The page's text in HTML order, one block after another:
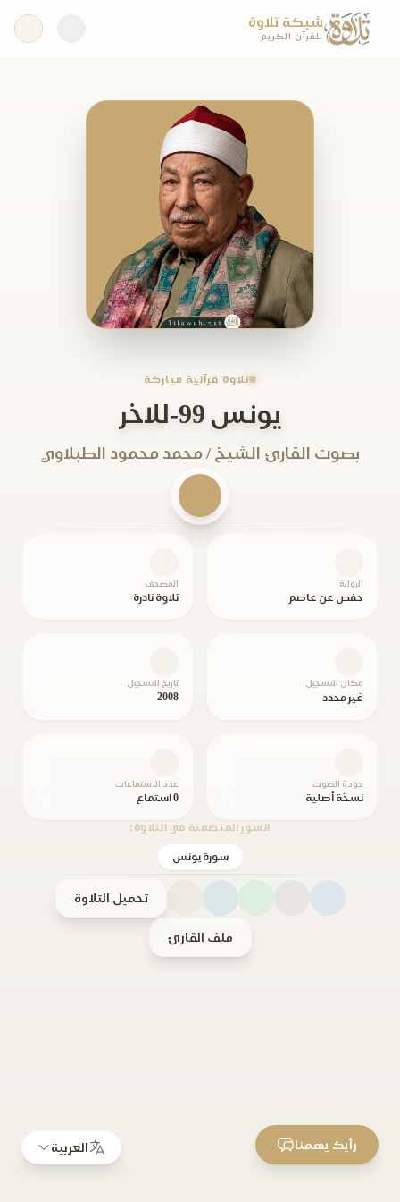
شبكة تلاوة
للقرآن الكريم
تلاوة قرآنية مباركة
يونس 99-للاخر
بصوت القارئ الشيخ / محمد محمود الطبلاوي
الرواية
حفص عن عاصم
المصحف
تلاوة نادرة
مكان التسجيل
غير محدد
تاريخ التسجيل
2008
جودة الصوت
نسخة أصلية
عدد الاستماعات
0 استماع
السور المتضمنة في التلاوة:
سورة يونس
تحميل التلاوة
ملف القارئ
العربية رأيك يهمنا